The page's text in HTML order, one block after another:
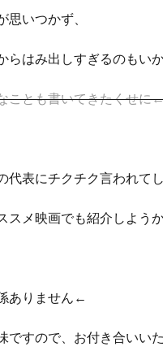
いつかず、
らはみ出しすぎるのもい
ことも書いてきたくせに
代表にチクチク言われて
スメ映画でも紹介しよう
ありません←
ですので、お付き合いい